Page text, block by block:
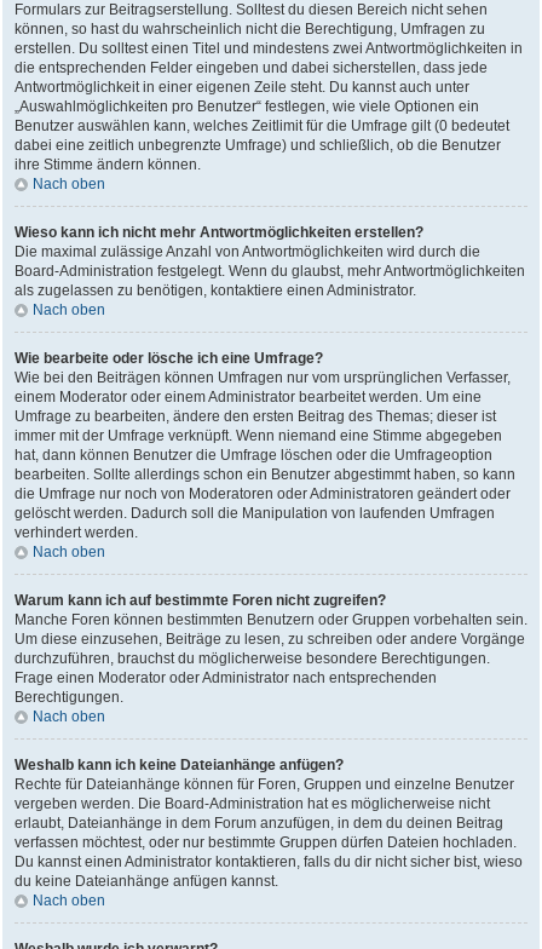
Formulars zur Beitragserstellung. Solltest du diesen Bereich nicht sehen
können, so hast du wahrscheinlich nicht die Berechtigung, Umfragen zu
erstellen. Du solltest einen Titel und mindestens zwei Antwortmöglichkeiten in
die entsprechenden Felder eingeben und dabei sicherstellen, dass jede
Antwortmöglichkeit in einer eigenen Zeile steht. Du kannst auch unter
„Auswahlmöglichkeiten pro Benutzer“ festlegen, wie viele Optionen ein
Benutzer auswählen kann, welches Zeitlimit für die Umfrage gilt (0 bedeutet
dabei eine zeitlich unbegrenzte Umfrage) und schließlich, ob die Benutzer
ihre Stimme ändern können.
Nach oben
Wieso kann ich nicht mehr Antwortmöglichkeiten erstellen?
Die maximal zulässige Anzahl von Antwortmöglichkeiten wird durch die
Board-Administration festgelegt. Wenn du glaubst, mehr Antwortmöglichkeiten
als zugelassen zu benötigen, kontaktiere einen Administrator.
Nach oben
Wie bearbeite oder lösche ich eine Umfrage?
Wie bei den Beiträgen können Umfragen nur vom ursprünglichen Verfasser,
einem Moderator oder einem Administrator bearbeitet werden. Um eine
Umfrage zu bearbeiten, ändere den ersten Beitrag des Themas; dieser ist
immer mit der Umfrage verknüpft. Wenn niemand eine Stimme abgegeben
hat, dann können Benutzer die Umfrage löschen oder die Umfrageoption
bearbeiten. Sollte allerdings schon ein Benutzer abgestimmt haben, so kann
die Umfrage nur noch von Moderatoren oder Administratoren geändert oder
gelöscht werden. Dadurch soll die Manipulation von laufenden Umfragen
verhindert werden.
Nach oben
Warum kann ich auf bestimmte Foren nicht zugreifen?
Manche Foren können bestimmten Benutzern oder Gruppen vorbehalten sein.
Um diese einzusehen, Beiträge zu lesen, zu schreiben oder andere Vorgänge
durchzuführen, brauchst du möglicherweise besondere Berechtigungen.
Frage einen Moderator oder Administrator nach entsprechenden
Berechtigungen.
Nach oben
Weshalb kann ich keine Dateianhänge anfügen?
Rechte für Dateianhänge können für Foren, Gruppen und einzelne Benutzer
vergeben werden. Die Board-Administration hat es möglicherweise nicht
erlaubt, Dateianhänge in dem Forum anzufügen, in dem du deinen Beitrag
verfassen möchtest, oder nur bestimmte Gruppen dürfen Dateien hochladen.
Du kannst einen Administrator kontaktieren, falls du dir nicht sicher bist, wieso
du keine Dateianhänge anfügen kannst.
Nach oben